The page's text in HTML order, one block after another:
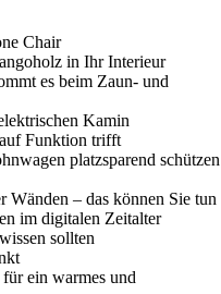
Chair
in Ihr Interieur
es beim Zaun- und
Kamin
Funktion trifft
platzsparend schützen
– das können Sie tun
im digitalen Zeitalter
sollten
ein warmes und